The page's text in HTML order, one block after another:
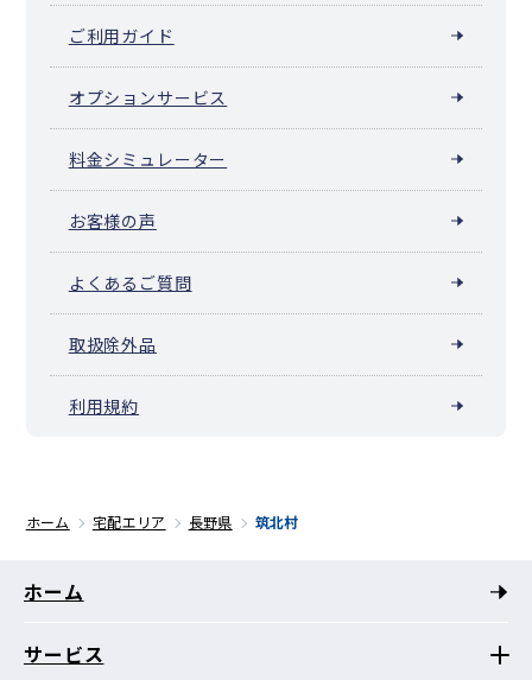
ご利用ガイド
オプションサービス
料金シミュレーター
お客様の声
よくあるご質問
取扱除外品
利用規約
ホーム 宅配エリア 長野県 筑北村
ホーム
サービス